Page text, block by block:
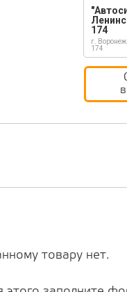
174
г.
174
товару нет.